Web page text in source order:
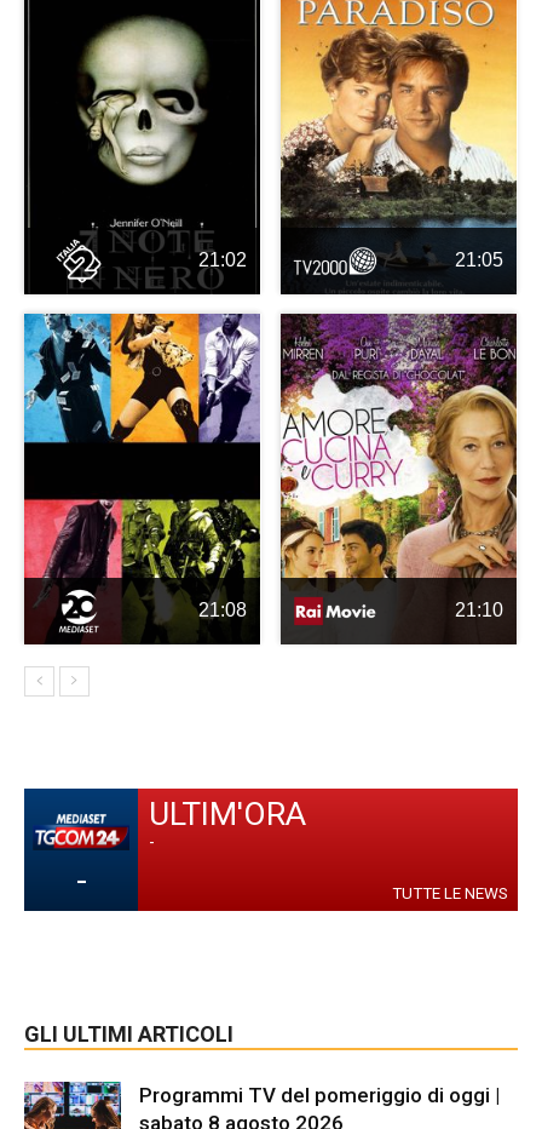
21:02 21:05
21:08 21:10
-
ULTIM'ORA
-
TUTTE LE NEWS
GLI ULTIMI ARTICOLI
Programmi TV del pomeriggio di oggi |
sabato 8 agosto 2026